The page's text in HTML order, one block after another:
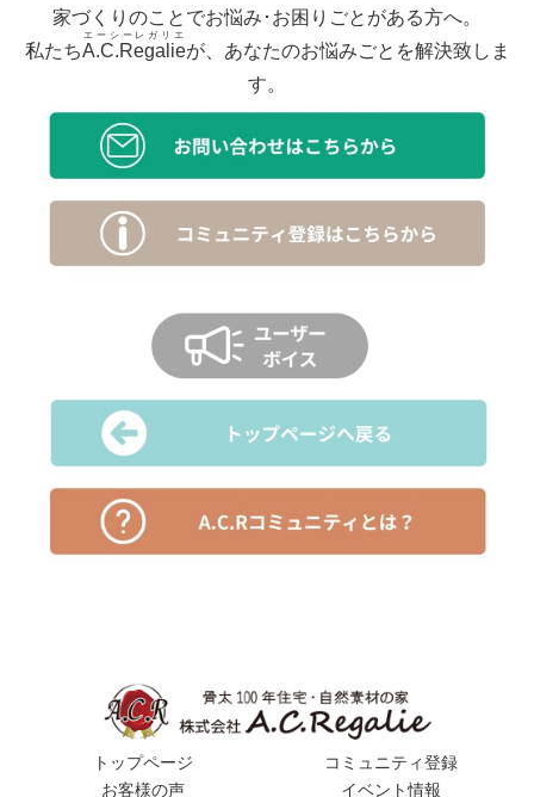
家づくりのことでお悩み･お困りごとがある方へ。
私たちA.C.Regalie
エーシーレガリエ
が、あなたのお悩みごとを解決致しま
す。
トップページ
コミュニティ登録
お客様の声
イベント情報